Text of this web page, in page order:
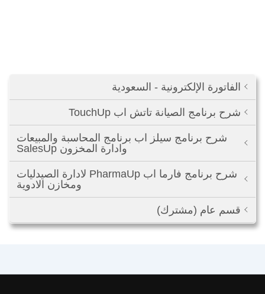
الفاتورة الإلكترونية - السعودية
شرح برنامج الصيانة تاتش اب TouchUp
شرح برنامج سيلز اب برنامج المحاسبة والمبيعات
وادارة المخزون SalesUp
شرح برنامج فارما اب PharmaUp لادارة الصيدليات
ومخازن الادوية
قسم عام (مشترك)